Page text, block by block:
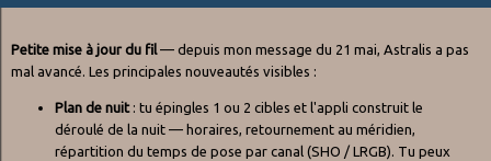
Petite mise à jour du fil— depuis mon message du 21 mai, Astralis a pas
mal avancé. Les principales nouveautés visibles :
Plan de nuit: tu épingles 1 ou 2 cibles et l'appli construit le
déroulé de la nuit — horaires, retournement au méridien,
répartition du temps de pose par canal (SHO / LRGB). Tu peux